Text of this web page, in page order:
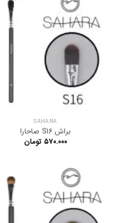
SAHARA
براش S16 صاحارا
۵۷۰.۰۰۰ تومان